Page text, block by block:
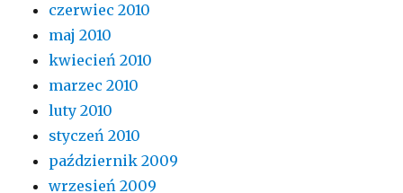
czerwiec 2010
maj 2010
kwiecień 2010
marzec 2010
luty 2010
styczeń 2010
październik 2009
wrzesień 2009